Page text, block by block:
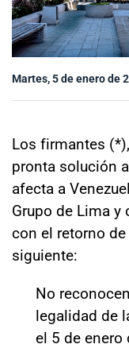
Sala de prensa
modo
Martes, 5 de enero de
Los firmantes
pronta solución
afecta a
Grupo de Lima
con el retorno
siguiente:
No
legalidad de
el 5 de enero